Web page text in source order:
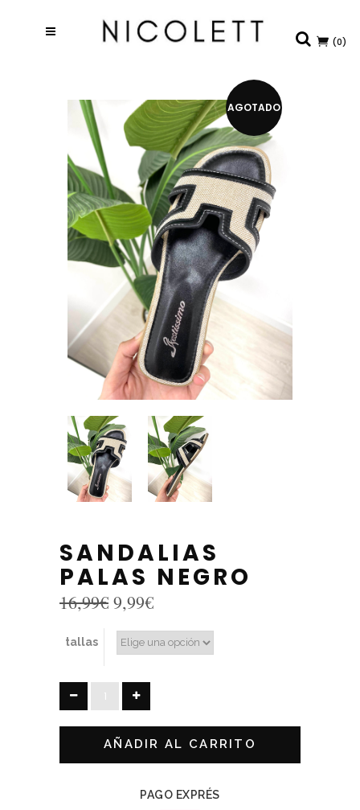
(0)
AGOTADO
SANDALIAS
PALAS NEGRO
16,99€ El
precio
original
era:
9,99€El
actual
es:
tallas
SANDALIAS
PALAS
AÑADIR AL CARRITO
PAGO EXPRÉS